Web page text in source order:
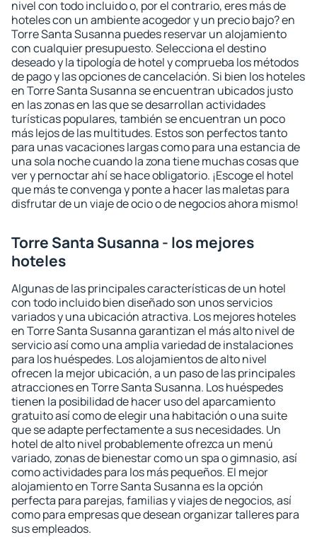
nivel con todo incluido o, por el contrario, eres más de
hoteles con un ambiente acogedor y un precio bajo? en
Torre Santa Susanna puedes reservar un alojamiento
con cualquier presupuesto. Selecciona el destino
deseado y la tipología de hotel y comprueba los métodos
de pago y las opciones de cancelación. Si bien los hoteles
en Torre Santa Susanna se encuentran ubicados justo
en las zonas en las que se desarrollan actividades
turísticas populares, también se encuentran un poco
más lejos de las multitudes. Estos son perfectos tanto
para unas vacaciones largas como para una estancia de
una sola noche cuando la zona tiene muchas cosas que
ver y pernoctar ahí se hace obligatorio. ¡Escoge el hotel
que más te convenga y ponte a hacer las maletas para
disfrutar de un viaje de ocio o de negocios ahora mismo!
Torre Santa Susanna - los mejores
hoteles
Algunas de las principales características de un hotel
con todo incluido bien diseñado son unos servicios
variados y una ubicación atractiva. Los mejores hoteles
en Torre Santa Susanna garantizan el más alto nivel de
servicio así como una amplia variedad de instalaciones
para los huéspedes. Los alojamientos de alto nivel
ofrecen la mejor ubicación, a un paso de las principales
atracciones en Torre Santa Susanna. Los huéspedes
tienen la posibilidad de hacer uso del aparcamiento
gratuito así como de elegir una habitación o una suite
que se adapte perfectamente a sus necesidades. Un
hotel de alto nivel probablemente ofrezca un menú
variado, zonas de bienestar como un spa o gimnasio, así
como actividades para los más pequeños. El mejor
alojamiento en Torre Santa Susanna es la opción
perfecta para parejas, familias y viajes de negocios, así
como para empresas que desean organizar talleres para
sus empleados.